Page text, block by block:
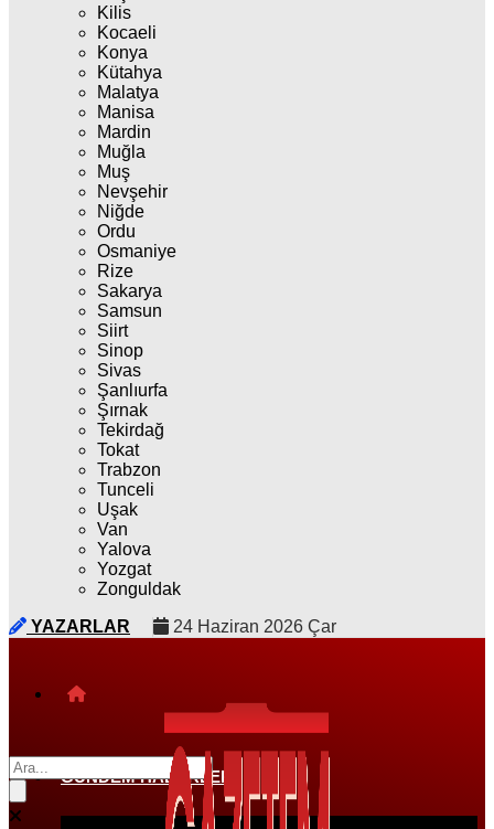
Kilis
Kocaeli
Konya
Kütahya
Malatya
Manisa
Mardin
Muğla
Muş
Nevşehir
Niğde
Ordu
Osmaniye
Rize
Sakarya
Samsun
Siirt
Sinop
Sivas
Şanlıurfa
Şırnak
Tekirdağ
Tokat
Trabzon
Tunceli
Uşak
Van
Yalova
Yozgat
Zonguldak
YAZARLAR
24 Haziran 2026 Çar
GÜNDEM HABERLERI